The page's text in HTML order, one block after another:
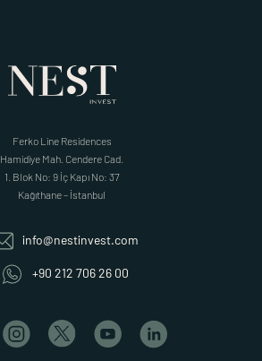
Ferko Line Residences
Hamidiye Mah. Cendere Cad.
1. Blok No: 9 İç Kapı No: 37
Kağıthane – İstanbul
info@nestinvest.com
+90 212 706 26 00